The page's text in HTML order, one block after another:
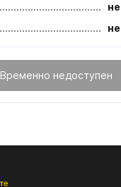
Временно недоступен